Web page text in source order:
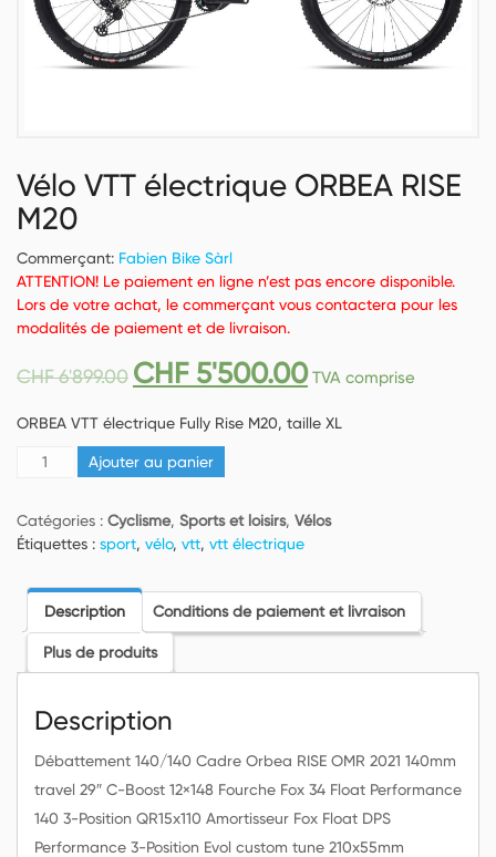
Vélo VTT électrique ORBEA RISE
M20
Commerçant: Fabien Bike Sàrl
ATTENTION! Le paiement en ligne n’est pas encore disponible.
Lors de votre achat, le commerçant vous contactera pour les
modalités de paiement et de livraison.
CHF6'899.00 CHF 5'500.00 TVA comprise
ORBEA VTT électrique Fully Rise M20, taille XL
quantité
VTT
électrique
RISE
Ajouter au panier
Catégories : Cyclisme, Sports et loisirs, Vélos
Étiquettes : sport, vélo, vtt, vtt électrique
Description Conditions de paiement et livraison
Plus de produits
Description
Débattement 140/140 Cadre Orbea RISE OMR 2021 140mm
travel 29″ C-Boost 12×148 Fourche Fox 34 Float Performance
140 3-Position QR15x110 Amortisseur Fox Float DPS
Performance 3-Position Evol custom tune 210x55mm